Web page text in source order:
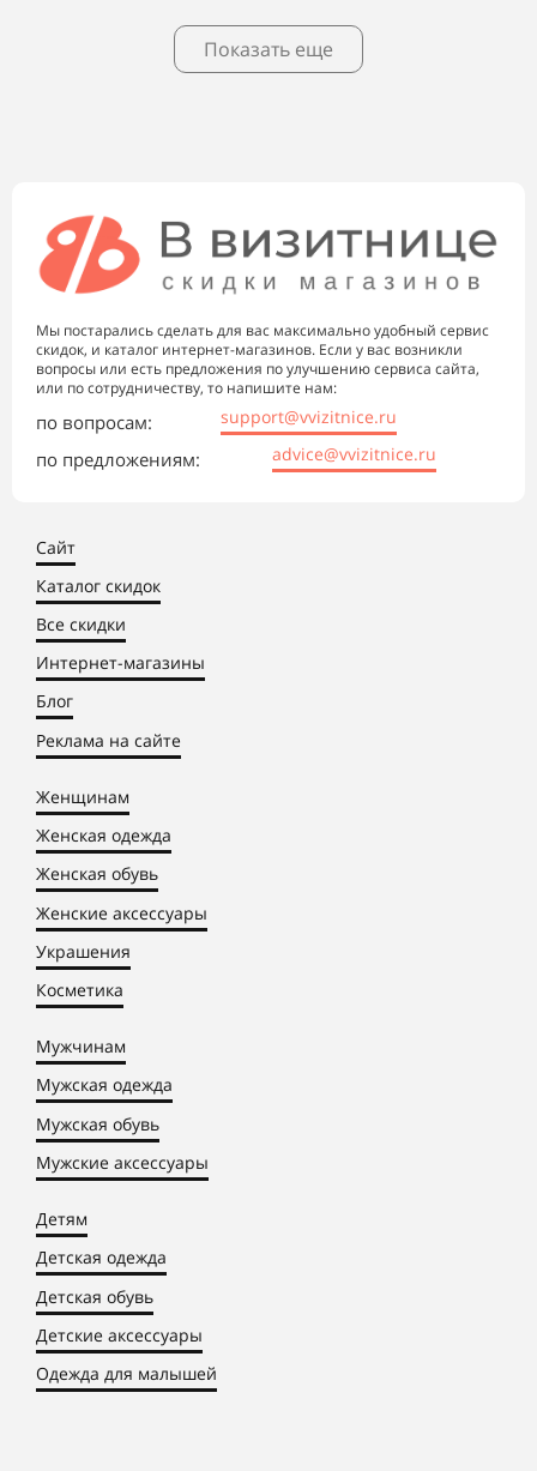
Показать еще
Мы постарались сделать для вас максимально удобный сервис
скидок, и каталог интернет-магазинов. Если у вас возникли
вопросы или есть предложения по улучшению сервиса сайта,
или по сотрудничеству, то напишите нам:
по вопросам: support@vvizitnice.ru
по предложениям: advice@vvizitnice.ru
Сайт
Каталог скидок
Все скидки
Интернет-магазины
Блог
Реклама на сайте
Женщинам
Женская одежда
Женская обувь
Женские аксессуары
Украшения
Косметика
Мужчинам
Мужская одежда
Мужская обувь
Мужские аксессуары
Детям
Детская одежда
Детская обувь
Детские аксессуары
Одежда для малышей